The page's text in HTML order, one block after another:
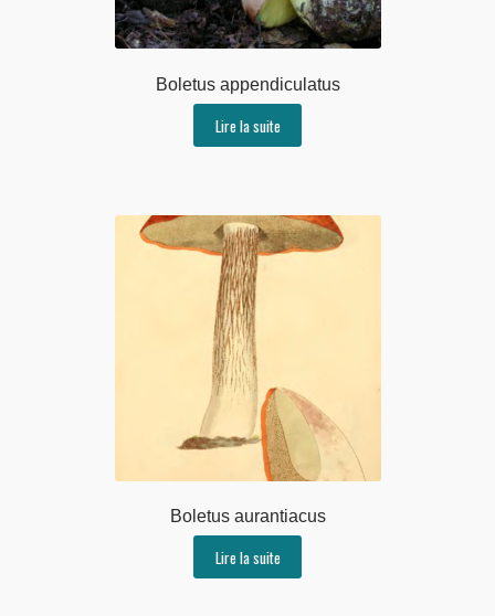
Boletus appendiculatus
Lire la suite
Boletus aurantiacus
Lire la suite